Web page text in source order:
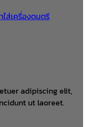
ใส่เครื่องดนตรี
adipiscing elit,
ut laoreet.